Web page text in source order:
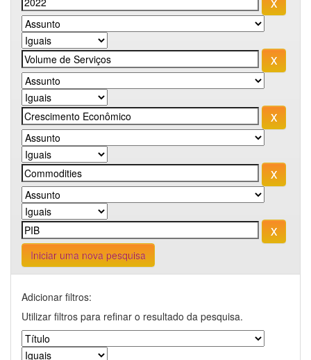
Iniciar uma nova pesquisa
Adicionar filtros:
Utilizar filtros para refinar o resultado da pesquisa.